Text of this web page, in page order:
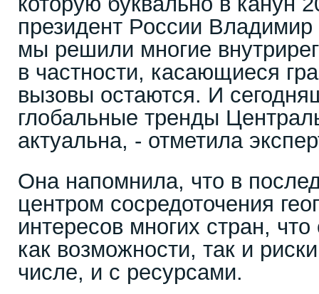
президент России Владимир
мы решили многие
в частности, касающиеся
вызовы остаются. И
глобальные тренды
актуальна, - отметила
Она напомнила, что в
центром сосредоточения
интересов многих стран,
как возможности, так и
числе, и с ресурсами.